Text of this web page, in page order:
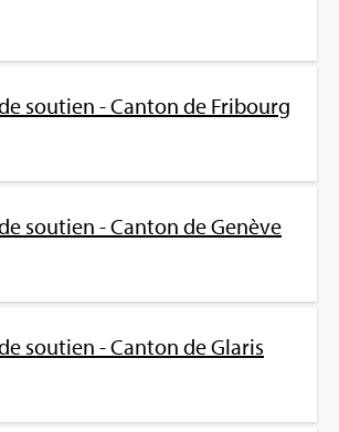
sou­tien - Can­ton de Fri­bourg
sou­tien - Can­ton de Genève
sou­tien - Can­ton de Gla­ris